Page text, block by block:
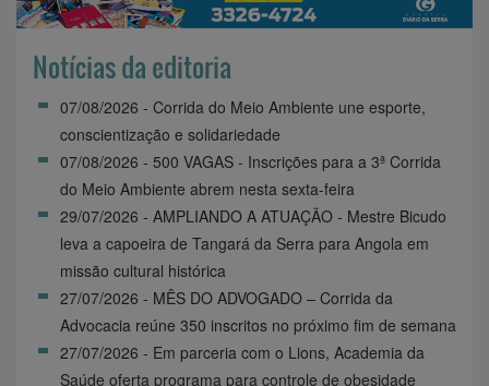
Notícias da editoria
07/08/2026 - Corrida do Meio Ambiente une esporte,
conscientização e solidariedade
07/08/2026 - 500 VAGAS - Inscrições para a 3ª Corrida
do Meio Ambiente abrem nesta sexta-feira
29/07/2026 - AMPLIANDO A ATUAÇÃO - Mestre Bicudo
leva a capoeira de Tangará da Serra para Angola em
missão cultural histórica
27/07/2026 - MÊS DO ADVOGADO – Corrida da
Advocacia reúne 350 inscritos no próximo fim de semana
27/07/2026 - Em parceria com o Lions, Academia da
Saúde oferta programa para controle de obesidade